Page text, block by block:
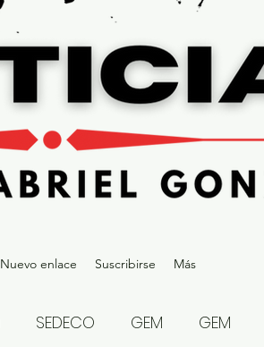
Nuevo enlace Suscribirse Más
SEDECO GEM GEM